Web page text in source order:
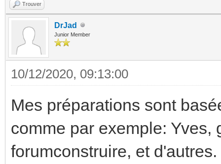
Trouver
DrJad
Junior Member
10/12/2020, 09:13:00
Mes préparations sont
comme par exemple: Yves,
forumconstruire, et